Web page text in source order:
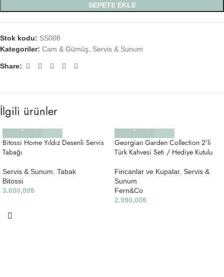
SEPETE EKLE
Stok kodu: SS008
Kategoriler: Cam & Gümüş Servis & Sunum
Share:
İlgili ürünler
Bitossi Home Yıldız Desenli Servis
Tabağı
Servis & Sunum Tabak
Bitossi
3.600,00₺
Georgian Garden Collection 2’li
Türk Kahvesi Seti / Hediye Kutulu
Fincanlar ve Kupalar, Servis &
Sunum
Fern&Co
2.990,00₺